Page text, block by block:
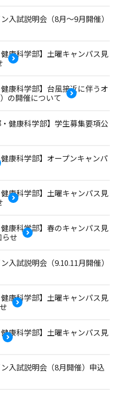
入試説明会（8月～9月開催）
康科学部】土曜キャンパス見
康科学部】台風接近に伴うオ
の開催について
健康科学部】学生募集要項公
康科学部】オープンキャンパ
康科学部】土曜キャンパス見
康科学部】春のキャンパス見
せ
入試説明会（9.10.11月開催）
康科学部】土曜キャンパス見
康科学部】土曜キャンパス見
入試説明会（8月開催）申込